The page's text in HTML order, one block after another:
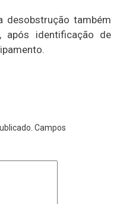
desobstrução também
identificação de
Campos